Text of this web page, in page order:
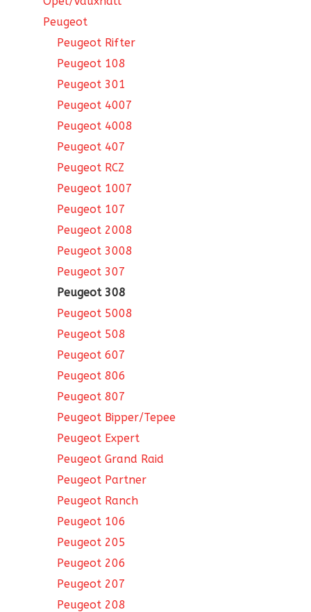
Peugeot
Peugeot Rifter
Peugeot 108
Peugeot 301
Peugeot 4007
Peugeot 4008
Peugeot 407
Peugeot RCZ
Peugeot 1007
Peugeot 107
Peugeot 2008
Peugeot 3008
Peugeot 307
Peugeot 308
Peugeot 5008
Peugeot 508
Peugeot 607
Peugeot 806
Peugeot 807
Peugeot Bipper/Tepee
Peugeot Expert
Peugeot Grand Raid
Peugeot Partner
Peugeot Ranch
Peugeot 106
Peugeot 205
Peugeot 206
Peugeot 207
Peugeot 208